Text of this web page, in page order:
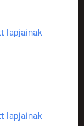
lapjainak
lapjainak